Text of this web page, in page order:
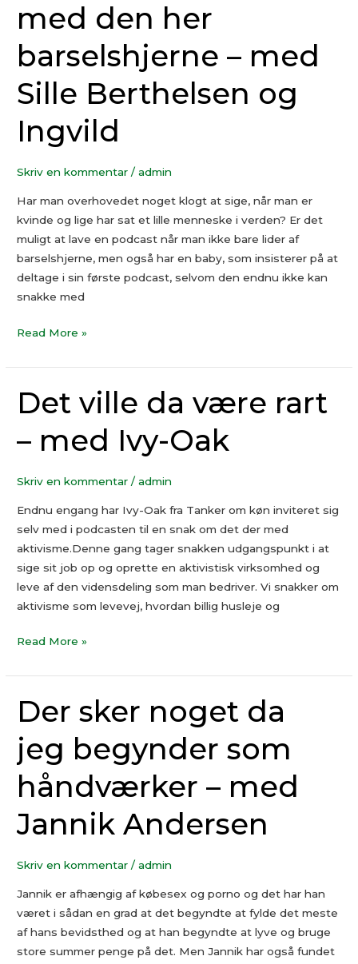
med den her
barselshjerne – med
Sille Berthelsen og
Ingvild
Skriv en kommentar /admin
Har man overhovedet noget klogt at sige, når man er
kvinde og lige har sat et lille menneske i verden? Er det
muligt at lave en podcast når man ikke bare lider af
barselshjerne, men også har en baby, som insisterer på at
deltage i sin første podcast, selvom den endnu ikke kan
snakke med
kan
prøve
med
den
her
barselshjerne
–
med
og
Ingvild
Read More »
Det ville da være rart
– med Ivy-Oak
Skriv en kommentar /admin
Endnu engang har Ivy-Oak fra Tanker om køn inviteret sig
selv med i podcasten til en snak om det der med
aktivisme.Denne gang tager snakken udgangspunkt i at
sige sit job op og oprette en aktivistisk virksomhed og
leve af den vidensdeling som man bedriver. Vi snakker om
aktivisme som levevej, hvordan billig husleje og
Det
ville
være
–
med
Ivy-
Oak
Read More »
Der sker noget da
jeg begynder som
håndværker – med
Jannik Andersen
Skriv en kommentar /admin
Jannik er afhængig af købesex og porno og det har han
været i sådan en grad at det begyndte at fylde det meste
af hans bevidsthed og at han begyndte at lyve og bruge
store summer penge på det. Men Jannik har også fundet
Der
sker
noget
da
jeg
begynder
som
håndværker
Jannik
Andersen